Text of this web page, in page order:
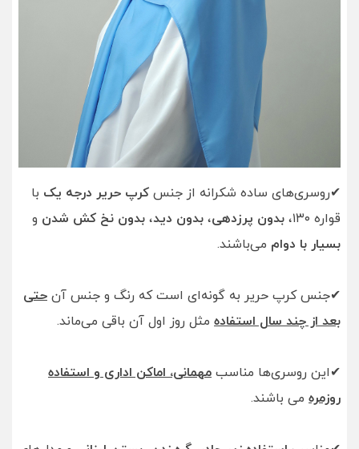
✔روسری‌‌های ساده شکرانه از جنس کرپ حریر درجه یک با
قواره ١٣٠،
بدون پرزدهی، بدون دید، بدون نخ کش شدن و
بسیار با دوام می‌باشند.
✔جنس کرپ حریر به گونه‌ای است که رنگ و جنس آن حتی
بعد از چند سال استفاده مثل روز اول آن باقی می‌ماند.
✔این روسری‌ها مناسب مهمانی، اماکن اداری و استفاده
روزمره می باشند.